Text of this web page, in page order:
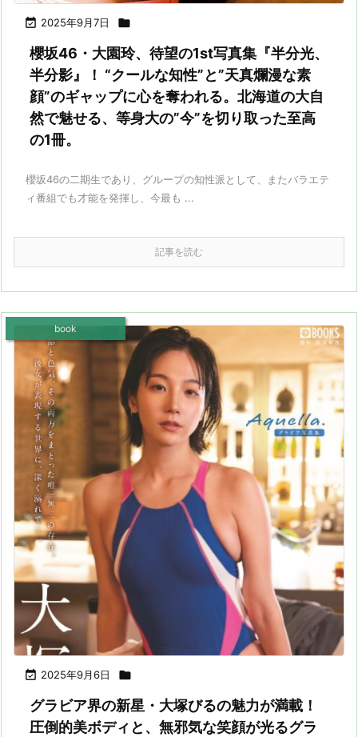
 2025年9月7日 
櫻坂46・大園玲、待望の1st写真集『半分光、
半分影』！ “クールな知性”と”天真爛漫な素
顔”のギャップに心を奪われる。北海道の大自
然で魅せる、等身大の”今”を切り取った至高
の1冊。
櫻坂46の二期生であり、グループの知性派として、またバラエテ
ィ番組でも才能を発揮し、今最も ...
記事を読む
 2025年9月6日 
book
グラビア界の新星・大塚びるの魅力が満載！
圧倒的美ボディと、無邪気な笑顔が光るグラ